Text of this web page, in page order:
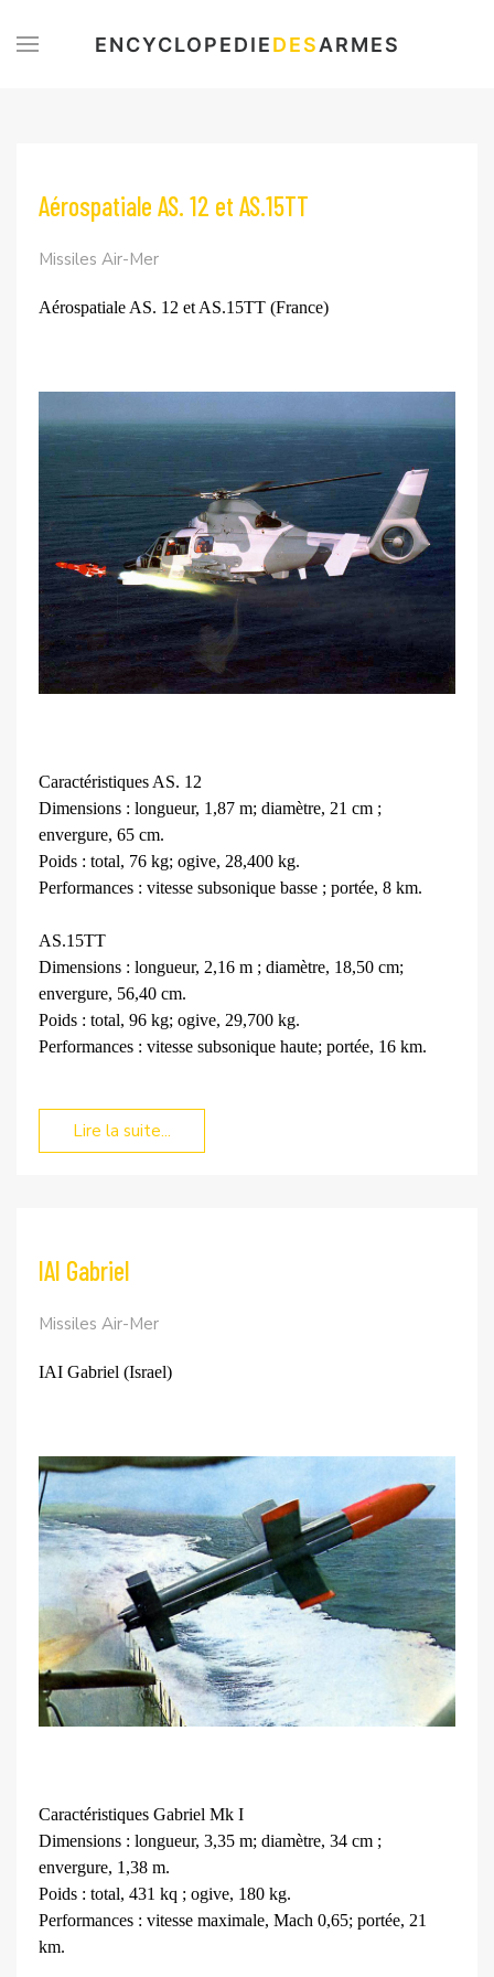
ENCYCLOPEDIEDESARMES
Aérospatiale AS. 12 et AS.15TT
Missiles Air-Mer
Aérospatiale AS. 12 et AS.15TT (France)
Caractéristiques AS. 12
Dimensions : longueur, 1,87 m; diamètre, 21 cm ;
envergure, 65 cm.
Poids : total, 76 kg; ogive, 28,400 kg.
Performances : vitesse subsonique basse ; portée, 8 km.
AS.15TT
Dimensions : longueur, 2,16 m ; diamètre, 18,50 cm;
envergure, 56,40 cm.
Poids : total, 96 kg; ogive, 29,700 kg.
Performances : vitesse subsonique haute; portée, 16 km.
Lire la suite...
IAI Gabriel
Missiles Air-Mer
IAI Gabriel (Israel)
Caractéristiques Gabriel Mk I
Dimensions : longueur, 3,35 m; diamètre, 34 cm ;
envergure, 1,38 m.
Poids : total, 431 kq ; ogive, 180 kg.
Performances : vitesse maximale, Mach 0,65; portée, 21
km.